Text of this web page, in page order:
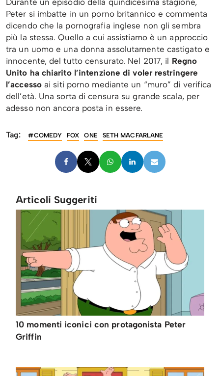
Durante un episodio della quindicesima stagione,
Peter si imbatte in un porno britannico e commenta
dicendo che la pornografia inglese non gli sembra
più la stessa. Quello a cui assistiamo è un approccio
tra un uomo e una donna assolutamente castigato e
innocente, del tutto censurato. Nel 2017, il Regno
Unito ha chiarito l’intenzione di voler restringere
l’accessoai siti porno mediante un “muro” di verifica
dell’età. Una sorta di censura su grande scala, per
adesso non ancora posta in essere.
Tag: #COMEDY FOX ONE SETH MACFARLANE
Articoli Suggeriti
10 momenti iconici con protagonista Peter
Griffin